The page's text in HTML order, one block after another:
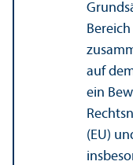
auf
ein
(EU)